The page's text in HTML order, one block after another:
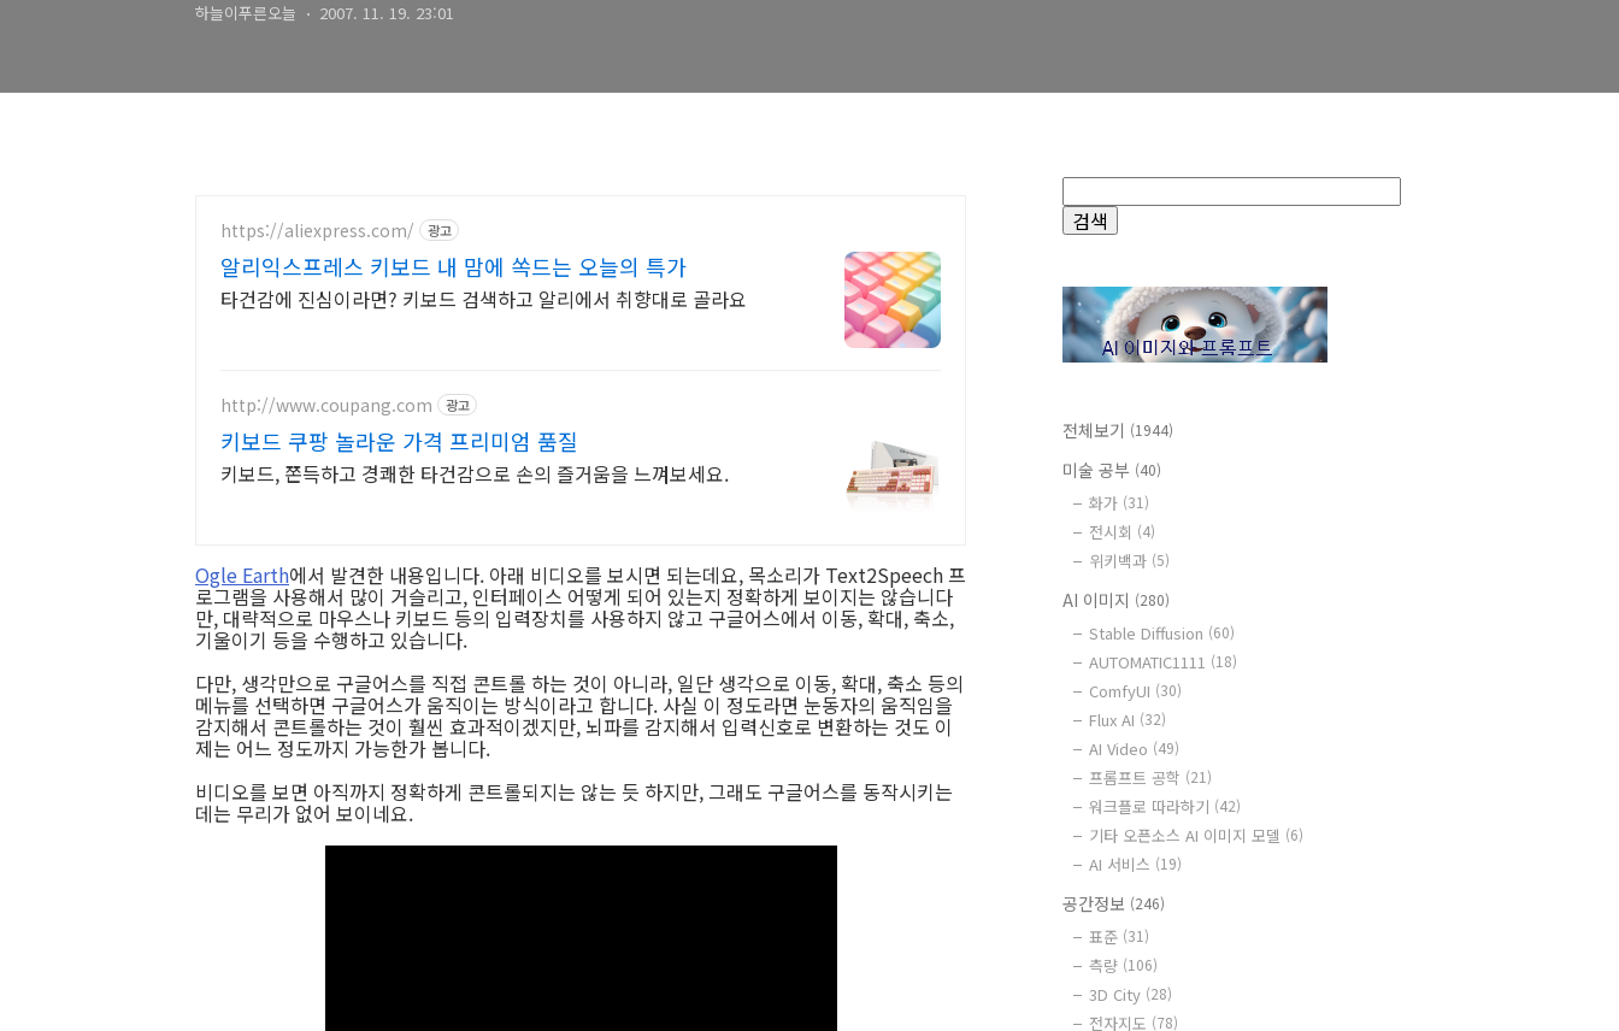
하늘이푸른오늘 2007. 11. 19. 23:01
https://aliexpress.com/ 광고
알리익스프레스 키보드 내 맘에 쏙드는 오늘의 특가
타건감에 진심이라면? 키보드 검색하고 알리에서 취향대로 골라요
http://www.coupang.com 광고
키보드 쿠팡 놀라운 가격 프리미엄 품질
키보드, 쫀득하고 경쾌한 타건감으로 손의 즐거움을 느껴보세요.
Ogle Earth에서 발견한 내용입니다. 아래 비디오를 보시면 되는데요, 목소리가 Text2Speech 프
로그램을 사용해서 많이 거슬리고, 인터페이스 어떻게 되어 있는지 정확하게 보이지는 않습니다
만, 대략적으로 마우스나 키보드 등의 입력장치를 사용하지 않고 구글어스에서 이동, 확대, 축소,
기울이기 등을 수행하고 있습니다.
다만, 생각만으로 구글어스를 직접 콘트롤 하는 것이 아니라, 일단 생각으로 이동, 확대, 축소 등의
메뉴를 선택하면 구글어스가 움직이는 방식이라고 합니다. 사실 이 정도라면 눈동자의 움직임을
감지해서 콘트롤하는 것이 훨씬 효과적이겠지만, 뇌파를 감지해서 입력신호로 변환하는 것도 이
제는 어느 정도까지 가능한가 봅니다.
비디오를 보면 아직까지 정확하게 콘트롤되지는 않는 듯 하지만, 그래도 구글어스를 동작시키는
데는 무리가 없어 보이네요.
전체보기 (1944)
미술 공부 (40)
화가 (31)
전시회 (4)
위키백과 (5)
AI 이미지 (280)
Stable Diffusion (60)
AUTOMATIC1111 (18)
ComfyUI (30)
Flux AI (32)
AI Video (49)
프롬프트 공학 (21)
워크플로 따라하기 (42)
기타 오픈소스 AI 이미지 모델 (6)
AI 서비스 (19)
공간정보 (246)
표준 (31)
측량 (106)
3D City (28)
전자지도 (78)